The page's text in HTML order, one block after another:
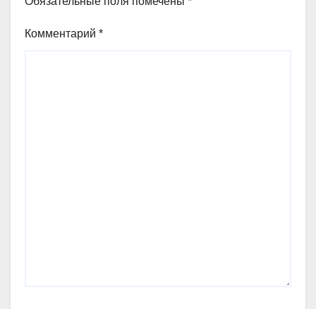
Комментарий *